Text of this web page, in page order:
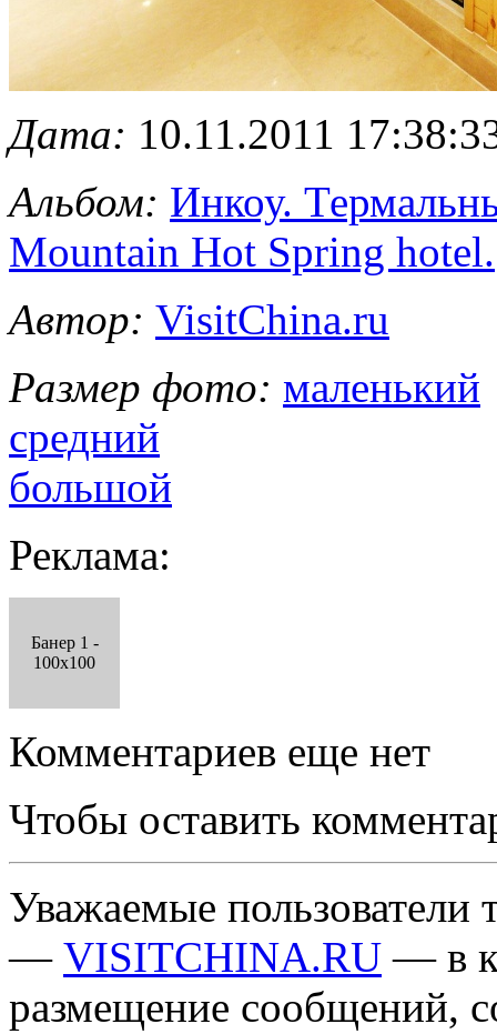
Дата: 10.11.2011
Альбом: Инкоу.
Mountain Hot Spring hotel.
Автор: VisitChina.ru
Размер фото: маленький
средний
большой
Реклама:
Банер 1 -
100x100
Комментариев еще нет
Чтобы оставить
Уважаемые пользователи
— VISITCHINA.RU — в
размещение сообщений,